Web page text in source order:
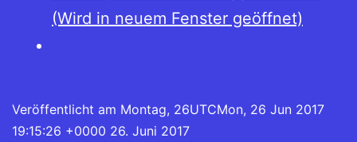
(Wird in neuem Fenster geöffnet)
Veröffentlicht am Montag, 26UTCMon, 26 Jun 2017
19:15:26 +0000 26. Juni 2017